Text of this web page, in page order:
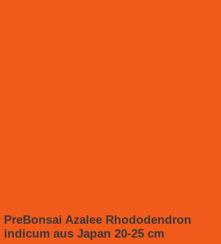
PreBonsai Azalee Rhododendron
indicum aus Japan 20-25 cm